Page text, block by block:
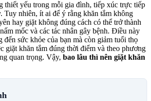
thiết yếu trong mỗi gia đình, tiếp xúc trực tiếp
Tuy nhiên, ít ai để ý rằng khăn tắm không
hay giặt không đúng cách có thể trở thành
mốc và các tác nhân gây bệnh. Điều này
đến sức khỏe của bạn mà còn giảm tuổi thọ
giặt khăn tắm đúng thời điểm và theo phương
quan trọng. Vậy, bao lâu thì nên giặt khăn